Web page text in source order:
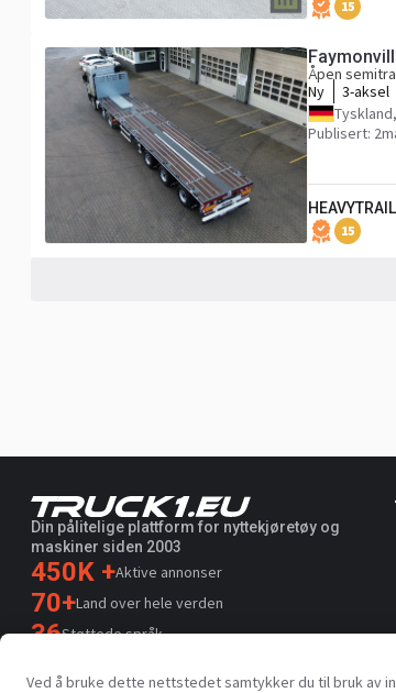
15
Åpen
Ny
3-aksel
Publisert:
15
Din pålitelige plattform for nyttekjøretøy og
maskiner siden 2003
450K +Aktive annonser
70+Land over hele verden
36Støttede språk
4.7/5
Ved å bruke dette nettstedet samtykker du til bruk av